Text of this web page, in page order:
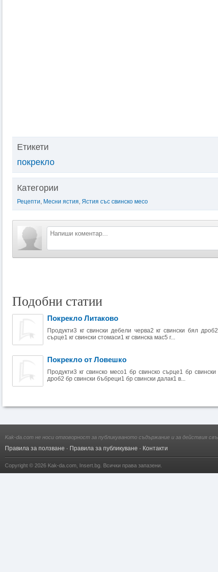
Етикети
покрекло
Категории
Рецепти, Месни ястия, Ястия със свинско месо
Подобни статии
Покрекло Литаково
Продукти3 кг свински дебели черва2 кг свински бял
сърце1 кг свински стомаси1 кг свинска мас5 г...
Покрекло от Ловешко
Продукти3 кг свинско месо1 бр свинско сърце1 бр
дроб2 бр свински бъбреци1 бр свински далак1 в...
Kak-da.com не носи отговорност за публикуваното съдържание и за действия
Правила за ползване · Правила за публикуване · Контакти
Copyright © 2026 Kak-da.com Insert.bg . Всички права запазени.